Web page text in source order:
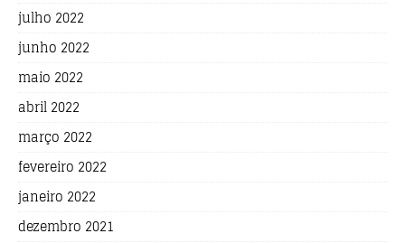
julho 2022
junho 2022
maio 2022
abril 2022
março 2022
fevereiro 2022
janeiro 2022
dezembro 2021